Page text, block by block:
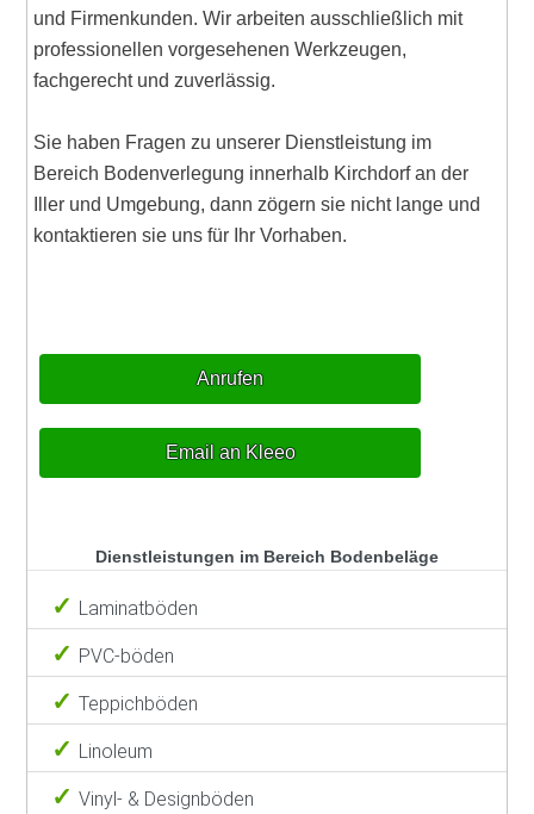
und Firmenkunden. Wir arbeiten ausschließlich mit
professionellen vorgesehenen Werkzeugen,
fachgerecht und zuverlässig.
Sie haben Fragen zu unserer Dienstleistung im
Bereich Bodenverlegung innerhalb Kirchdorf an der
Iller und Umgebung, dann zögern sie nicht lange und
kontaktieren sie uns für Ihr Vorhaben.
Anrufen
Email an Kleeo
Dienstleistungen im Bereich Bodenbeläge
Laminatböden
PVC-böden
Teppichböden
Linoleum
Vinyl- & Designböden